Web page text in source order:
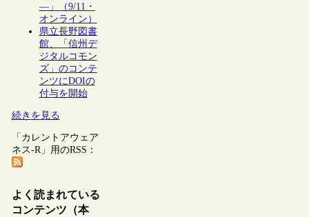
―」（9/11・
オンライン）
県立長野図書
館、「信州デ
ジタルコモン
ズ」のコンテ
ンツにDOIの
付与を開始
続きを見る
「カレントアウェア
ネス-R」用のRSS：
よく読まれている
コンテンツ（本